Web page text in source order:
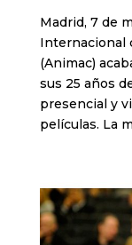
Madrid, 7 de
Internacional
(Animac)
sus 25 años
presencial y
películas. La